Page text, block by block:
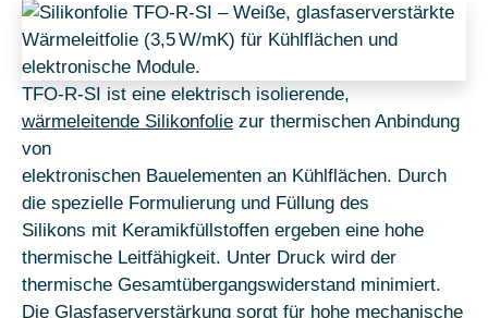
TFO-R-SI ist eine elektrisch isolierende,
wärmeleitende Silikonfolie zur thermischen Anbindung
von
elektronischen Bauelementen an Kühlflächen. Durch
die spezielle Formulierung und Füllung des
Silikons mit Keramikfüllstoffen ergeben eine hohe
thermische Leitfähigkeit. Unter Druck wird der
thermische Gesamtübergangswiderstand minimiert.
Die Glasfaserverstärkung sorgt für hohe mechanische